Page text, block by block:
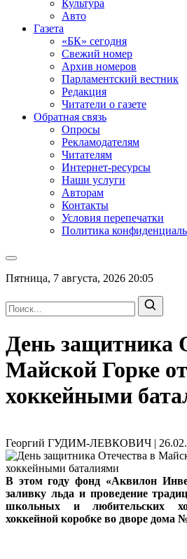
Культура
Авто
Газета
«БК» сегодня
Свежий номер
Архив номеров
Парламентский вестник
Редакция
Читатели о газете
Обратная связь
Опросы
Рекламодателям
Читателям
Интернет-ресурсы
Наши услуги
Авторам
Контакты
Условия перепечатки
Политика
Пятница, 7 августа, 2026 20:05
День защитника
Майской Горке
хоккейными
Георгий ГУДИМ-ЛЕВКОВИЧ |
В этом году фонд «Аквилон
заливку льда и проведение
школьных и любительских
хоккейной коробке во дворе дома